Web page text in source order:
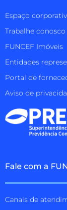
Espaço
Trabalhe conosco
FUNCEF Imóveis
Entidades
Portal de
Aviso de
Fale com a
Canais de